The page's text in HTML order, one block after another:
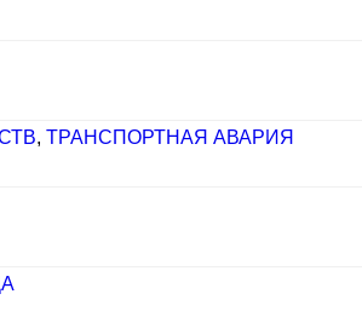
, ТРАНСПОРТНАЯ АВАРИЯ